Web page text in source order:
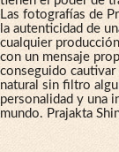
Las fotografías de
la autenticidad de
cualquier
con un mensaje
conseguido cautivar
natural sin filtro
personalidad y una
mundo. Prajakta